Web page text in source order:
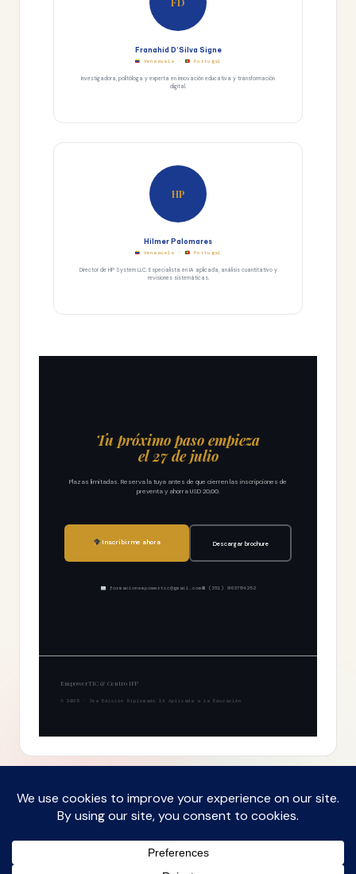
Franahid D’Silva Signe
Venezuela · Portugal
Investigadora, politóloga y experta en innovación educativa y transformación
digital.
HP
Hilmer Palomares
Venezuela · Portugal
Director de HP System LLC. Especialista en IA aplicada, análisis cuantitativo y
revisiones sistemáticas.
Tu próximo paso empieza
el 27 de julio
Plazas limitadas. Reserva la tuya antes de que cierren las inscripciones de
preventa y ahorra USD 20,00.
Inscribirme ahora Descargar brochure
formacionempowertic@gmail.com☎ (351) 963784252
EmpowerTIC & Centro IFP
© 2026 · 3ra Edición Diplomado IA Aplicada a la Educación
compartible citando la fuente y enlazando a este
sitio. Licencia CC BY 4.0. – Funciona gracias a HP